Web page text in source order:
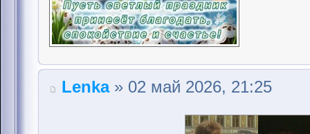
Lenka» 02 май 2026, 21:25